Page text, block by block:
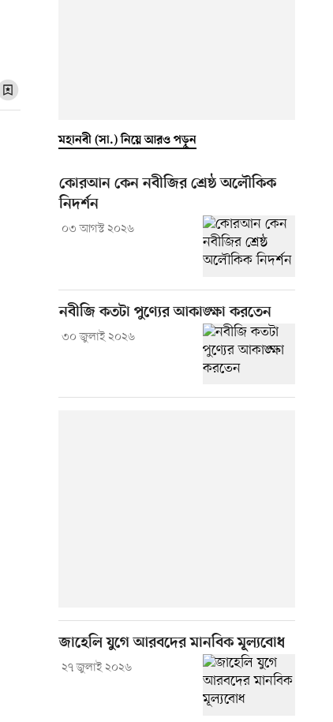
মহানবী (সা.) নিয়ে আরও পড়ুন
কোরআন কেন নবীজির শ্রেষ্ঠ অলৌকিক
নিদর্শন
০৩ আগস্ট ২০২৬
নবীজি কতটা পুণ্যের আকাঙ্ক্ষা করতেন
৩০ জুলাই ২০২৬
জাহেলি যুগে আরবদের মানবিক মূল্যবোধ
২৭ জুলাই ২০২৬